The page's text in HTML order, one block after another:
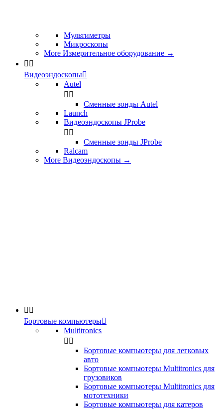
Мультиметры
Микроскопы
More Измерительное оборудование →
 
Видеоэндоскопы
Autel
 
Сменные зонды Autel
Launch
Видеоэндоскопы JProbe
 
Сменные зонды JProbe
Ralcam
More Видеоэндоскопы →
 
Бортовые компьютеры
Multitronics
 
Бортовые компьютеры для легковых
авто
Бортовые компьютеры Multitronics для
грузовиков
Бортовые компьютеры Multitronics для
мототехники
Бортовые компьютеры для катеров